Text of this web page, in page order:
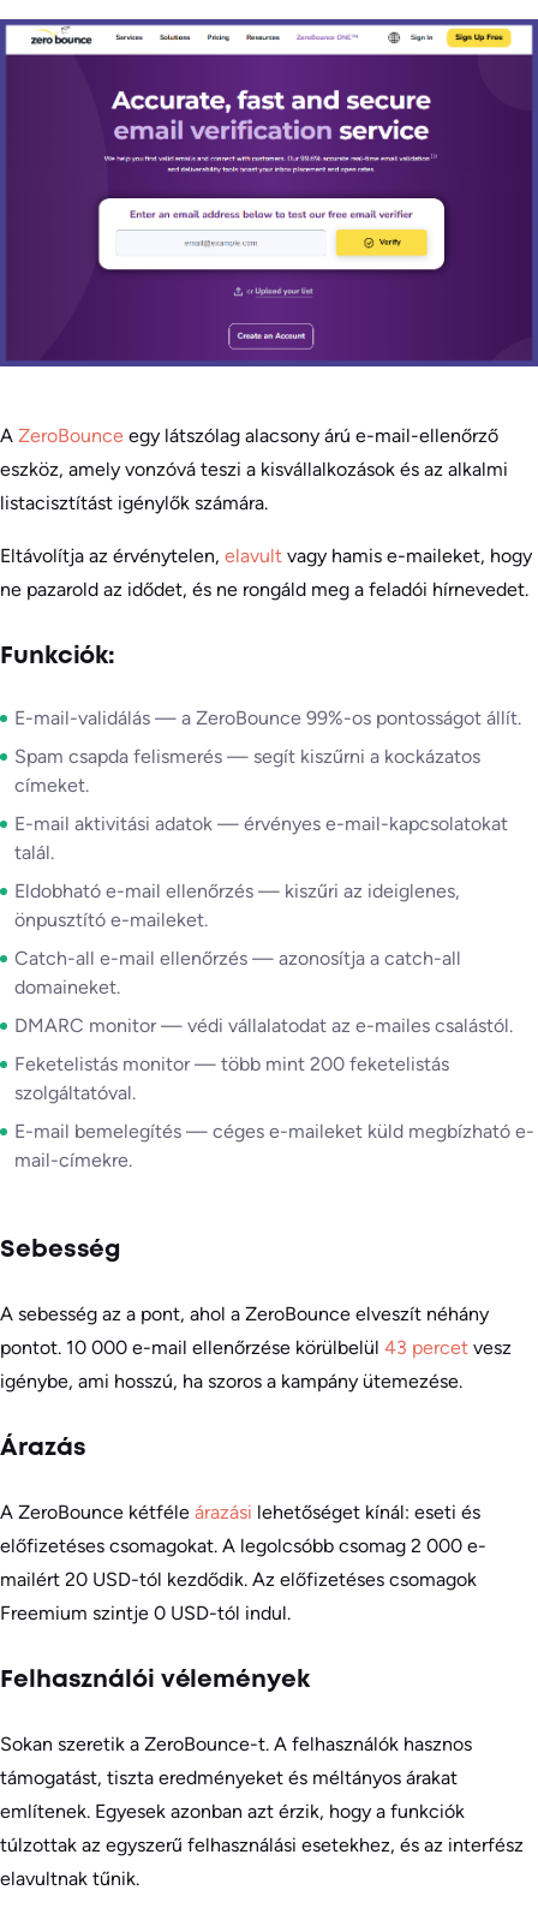
A ZeroBounce egy látszólag alacsony árú e-mail-ellenőrző
eszköz, amely vonzóvá teszi a kisvállalkozások és az alkalmi
listacisztítást igénylők számára.
Eltávolítja az érvénytelen, elavult vagy hamis e-maileket, hogy
ne pazarold az idődet, és ne rongáld meg a feladói hírnevedet.
Funkciók:
E-mail-validálás — a ZeroBounce 99%-os pontosságot állít.
Spam csapda felismerés — segít kiszűrni a kockázatos
címeket.
E-mail aktivitási adatok — érvényes e-mail-kapcsolatokat
talál.
Eldobható e-mail ellenőrzés — kiszűri az ideiglenes,
önpusztító e-maileket.
Catch-all e-mail ellenőrzés — azonosítja a catch-all
domaineket.
DMARC monitor — védi vállalatodat az e-mailes csalástól.
Feketelistás monitor — több mint 200 feketelistás
szolgáltatóval.
E-mail bemelegítés — céges e-maileket küld megbízható e-
mail-címekre.
Sebesség
A sebesség az a pont, ahol a ZeroBounce elveszít néhány
pontot. 10 000 e-mail ellenőrzése körülbelül 43 percet vesz
igénybe, ami hosszú, ha szoros a kampány ütemezése.
Árazás
A ZeroBounce kétféle árazási lehetőséget kínál: eseti és
előfizetéses csomagokat. A legolcsóbb csomag 2 000 e-
mailért 20 USD-tól kezdődik. Az előfizetéses csomagok
Freemium szintje 0 USD-tól indul.
Felhasználói vélemények
Sokan szeretik a ZeroBounce-t. A felhasználók hasznos
támogatást, tiszta eredményeket és méltányos árakat
említenek. Egyesek azonban azt érzik, hogy a funkciók
túlzottak az egyszerű felhasználási esetekhez, és az interfész
elavultnak tűnik.